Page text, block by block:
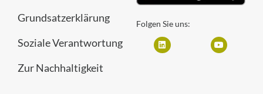
Grundsatzerklärung
Soziale Verantwortung
Zur Nachhaltigkeit
Folgen Sie uns: